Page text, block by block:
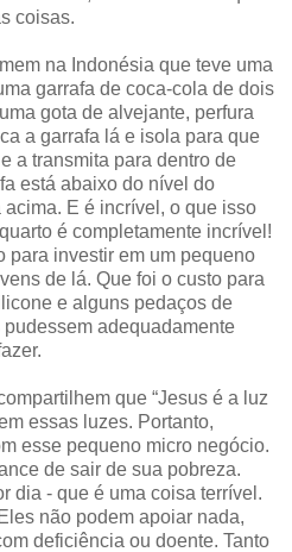
coisas.
na Indonésia que teve uma
garrafa de coca-cola de dois
gota de alvejante, perfura
a garrafa lá e isola para que
a transmita para dentro de
está abaixo do nível do
E é incrível, o que isso
é completamente incrível!
para investir em um pequeno
de lá. Que foi o custo para
e alguns pedaços de
adequadamente
que “Jesus é a luz
essas luzes. Portanto,
esse pequeno micro negócio.
de sair de sua pobreza.
dia - que é uma coisa terrível.
não podem apoiar nada,
deficiência ou doente. Tanto